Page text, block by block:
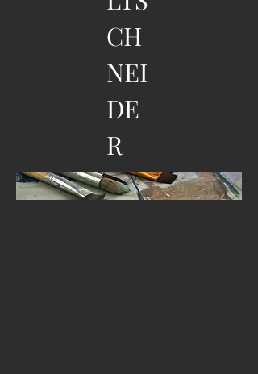
CH
NEI
DE
R